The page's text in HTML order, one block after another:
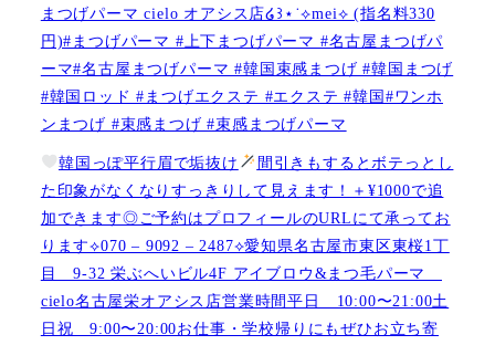
まつげパーマ cielo オアシス店໒꒱⋆˙⟡︎mei⟡ (指名料330
円)#まつげパーマ #上下まつげパーマ #名古屋まつげパ
ーマ#名古屋まつげパーマ #韓国束感まつげ #韓国まつげ
#韓国ロッド #まつげエクステ #エクステ #韓国#ワンホ
ンまつげ #束感まつげ #束感まつげパーマ
韓国っぽ平行眉で垢抜け
間引きもするとボテっとし
た印象がなくなりすっきりして見えます！＋¥1000で追
加できます◎ご予約はプロフィールのURLにて承ってお
ります⟡070 – 9092 – 2487⟡愛知県名古屋市東区東桜1丁
目 9-32 栄ぶへいビル4F アイブロウ&まつ毛パーマ
cielo名古屋栄オアシス店営業時間平日 10:00〜21:00土
日祝 9:00〜20:00お仕事・学校帰りにもぜひお立ち寄